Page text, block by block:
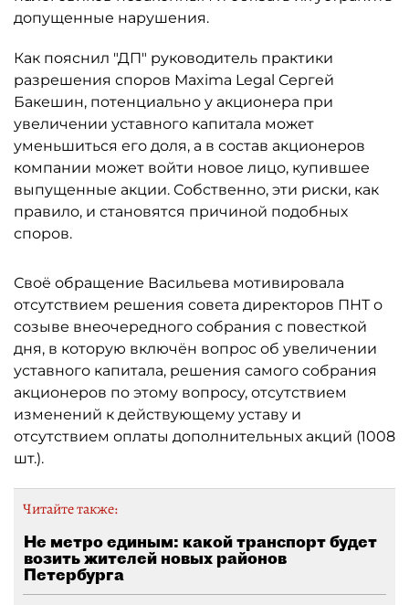
допущенные нарушения.
Как пояснил "ДП" руководитель практики
разрешения споров Maxima Legal Сергей
Бакешин, потенциально у акционера при
увеличении уставного капитала может
уменьшиться его доля, а в состав акционеров
компании может войти новое лицо, купившее
выпущенные акции. Собственно, эти риски, как
правило, и становятся причиной подобных
споров.
Своё обращение Васильева мотивировала
отсутствием решения совета директоров ПНТ о
созыве внеочередного собрания с повесткой
дня, в которую включён вопрос об увеличении
уставного капитала, решения самого собрания
акционеров по этому вопросу, отсутствием
изменений к действующему уставу и
отсутствием оплаты дополнительных акций (1008
шт.).
Читайте также:
Не метро единым: какой транспорт будет
возить жителей новых районов
Петербурга